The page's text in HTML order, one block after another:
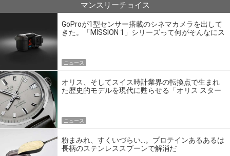
マンスリーチョイス
GoProが1型センサー搭載のシネマカメラを出して
きた。「MISSION 1」シリーズって何がそんなにス
ニュース
オリス、そしてスイス時計業界の転換点で生まれ
た歴史的モデルを現代に甦らせる「オリス スター
ニュース
粉まみれ、すくいづらい…。プロテインあるあるは
長柄のステンレススプーンで解消だ